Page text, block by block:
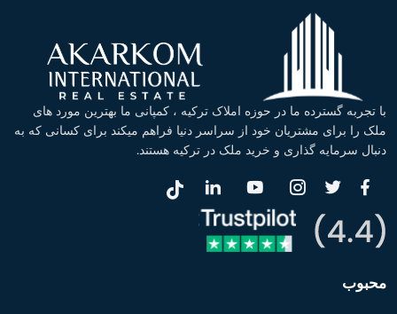
با تجربه گسترده ما در حوزه املاک ترکیه ، کمپانی ما بهترین مورد های
ملک را برای مشتریان خود از سراسر دنیا فراهم میکند برای کسانی که به
دنبال سرمایه گذاری و خرید ملک در ترکیه هستند.
محبوب